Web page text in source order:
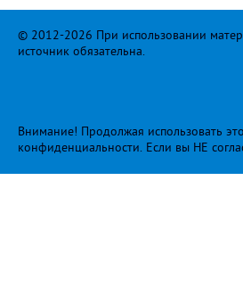
© 2012-2026 При использовании
источник обязательна.
Внимание! Продолжая использовать
конфиденциальности. Если вы НЕ